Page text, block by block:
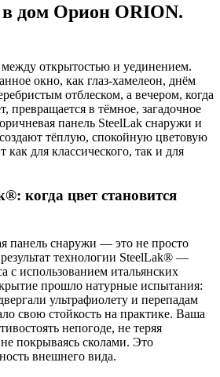
в дом Орион ORION.
открытостью и уединением.
окно, как глаз-хамелеон, днём
отблеском, а вечером, когда
превращается в тёмное, загадочное
панель SteelLak снаружи и
тёплую, спокойную цветовую
как для классического, так и для
когда цвет становится
панель снаружи — это не просто
технологии SteelLak® —
с использованием итальянских
прошло натурные испытания:
ультрафиолету и перепадам
свою стойкость на практике. Ваша
непогоде, не теряя
покрываясь сколами. Это
внешнего вида.